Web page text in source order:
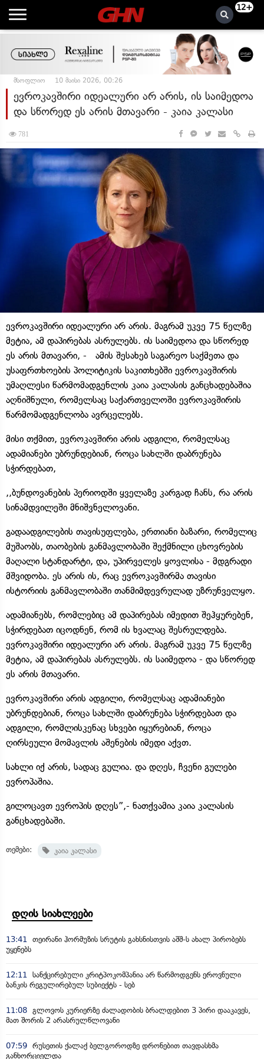
12+
მსოფლიო 10 მაისი 2026, 00:26
ევროკავშირი იდეალური არ არის, ის საიმედოა
და სწორედ ეს არის მთავარი - კაია კალასი
781
ევროკავშირი იდეალური არ არის. მაგრამ უკვე 75 წელზე
მეტია, ამ დაპირებას ასრულებს. ის საიმედოა და სწორედ
ეს არის მთავარი, - ამის შესახებ საგარეო საქმეთა და
უსაფრთხოების პოლიტიკის საკითხებში ევროკავშირის
უმაღლესი წარმომადგენლის კაია კალასის განცხადებაშია
აღნიშნული, რომელსაც საქართველოში ევროკავშირის
წარმომადგენლობა ავრცელებს.
მისი თქმით, ევროკავშირი არის ადგილი, რომელსაც
ადამიანები უბრუნდებიან, როცა სახლში დაბრუნება
სჭირდებათ,
,,ბუნდოვანების პერიოდში ყველაზე კარგად ჩანს, რა არის
სინამდვილეში მნიშვნელოვანი.
გადაადგილების თავისუფლება, ერთიანი ბაზარი, რომელიც
მუშაობს, თაობების განმავლობაში შექმნილი ცხოვრების
მაღალი სტანდარტი, და, უპირველეს ყოვლისა - მდგრადი
მშვიდობა. ეს არის ის, რაც ევროკავშირმა თავისი
ისტორიის განმავლობაში თანმიმდევრულად უზრუნველყო.
ადამიანებს, რომლებიც ამ დაპირებას იმედით შეჰყურებენ,
სჭირდებათ იცოდნენ, რომ ის ხვალაც შესრულდება.
ევროკავშირი იდეალური არ არის. მაგრამ უკვე 75 წელზე
მეტია, ამ დაპირებას ასრულებს. ის საიმედოა - და სწორედ
ეს არის მთავარი.
ევროკავშირი არის ადგილი, რომელსაც ადამიანები
უბრუნდებიან, როცა სახლში დაბრუნება სჭირდებათ და
ადგილი, რომლისკენაც სხვები იყურებიან, როცა
ღირსეული მომავლის აშენების იმედი აქვთ.
სახლი იქ არის, სადაც გულია. და დღეს, ჩვენი გულები
ევროპაშია.
გილოცავთ ევროპის დღეს”,- ნათქვამია კაია კალასის
განცხადებაში.
თემები: კაია კალასი
დღის სიახლეები
13:41
თეირანი ჰორმუზის სრუტის გახსნისთვის აშშ-ს ახალ პირობებს
უყენებს
12:11
სანქცირებული კრიტპოკომპანია არ წარმოდგენს ეროვნული
ბანკის რეგულირებულ სუბიექტს - სებ
11:08 გლოვოს კურიერზე ძალადობის ბრალდებით 3 პირი დააკავეს,
მათ შორის 2 არასრულწლოვანი
07:59 რუსეთის ქალაქ ბელგოროდზე დრონებით თავდასხმა
განხორციელდა